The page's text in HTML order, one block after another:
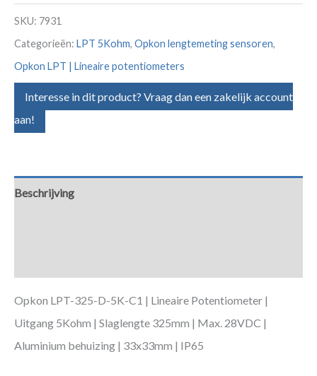
SKU: 7931
Categorieën: LPT 5Kohm, Opkon lengtemeting sensoren,
Opkon LPT | Lineaire potentiometers
Interesse in dit product? Vraag dan een zakelijk account
aan!
Beschrijving
Opkon LPT-325-D-5K-C1 | Lineaire Potentiometer |
Uitgang 5Kohm | Slaglengte 325mm | Max. 28VDC |
Aluminium behuizing | 33x33mm | IP65